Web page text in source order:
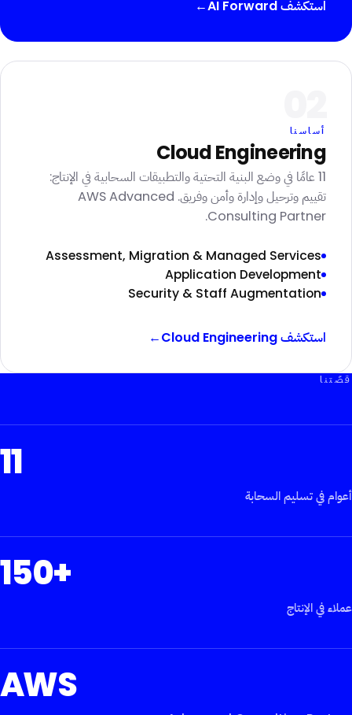
استكشف AI Forward →
أساسنا
Cloud Engineering
11 عامًا في وضع البنية التحتية والتطبيقات السحابية في الإنتاج:
تقييم وترحيل وإدارة وأمن وفريق. AWS Advanced
Consulting Partner.
Assessment, Migration & Managed Services
Application Development
Security & Staff Augmentation
استكشف Cloud Engineering →
قصّتنا
11
أعوام في تسليم السحابة
150+
عملاء في الإنتاج
AWS